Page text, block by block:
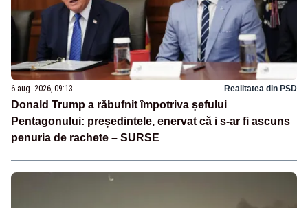
6 aug. 2026, 09:13 Realitatea din PSD
Donald Trump a răbufnit împotriva șefului
Pentagonului: președintele, enervat că i s-ar fi ascuns
penuria de rachete – SURSE